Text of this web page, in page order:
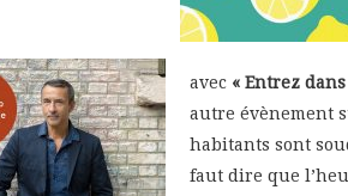
avec « Entrez
autre évènement
habitants sont
faut dire que